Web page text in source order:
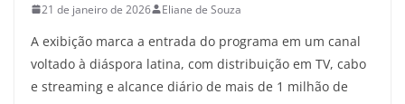
21 de janeiro de 2026 Eliane de Souza
A exibição marca a entrada do programa em um canal
voltado à diáspora latina, com distribuição em TV, cabo
e streaming e alcance diário de mais de 1 milhão de